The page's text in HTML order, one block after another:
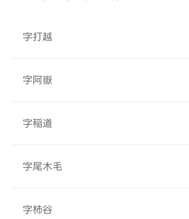
字打越
字阿嶽
字稲道
字尾木毛
字柿谷